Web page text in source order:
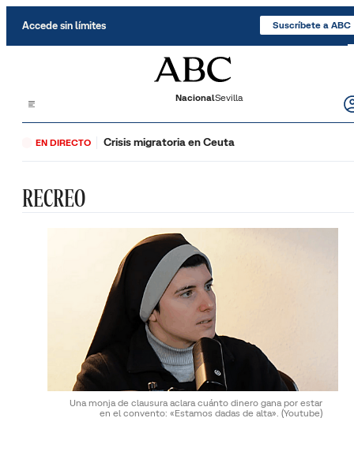
Accede sin límites Suscríbete a ABC
NacionalSevilla
EN DIRECTO Crisis migratoria en Ceuta
RECREO
Una monja de clausura aclara cuánto dinero gana por estar
en el convento: «Estamos dadas de alta». (Youtube)